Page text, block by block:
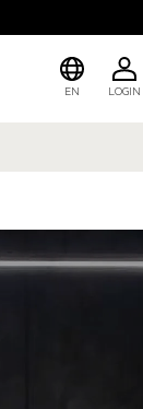
EN LOGIN